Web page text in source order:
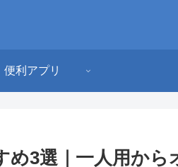
便利アプリ
め3選｜一人用から